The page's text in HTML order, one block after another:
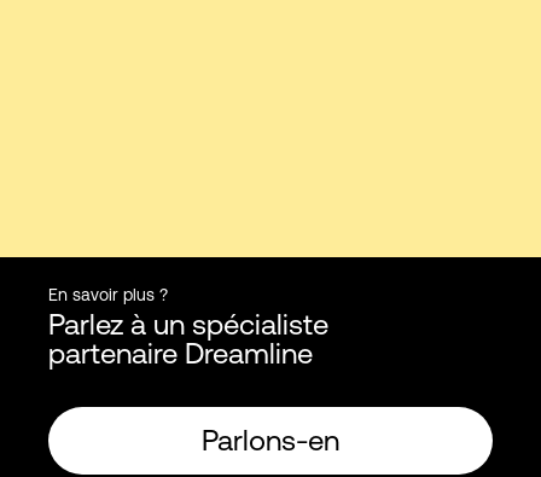
En savoir plus ?
Parlez à un spécialiste
partenaire Dreamline
Parlons-en